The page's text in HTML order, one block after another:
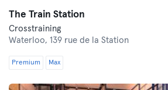
The Train Station
Crosstraining
Waterloo, 139 rue de la Station
Premium Max